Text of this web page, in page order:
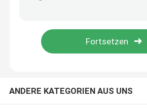
Körperpflege-Gummi
ANDERE KATEGORIEN AUS UNS